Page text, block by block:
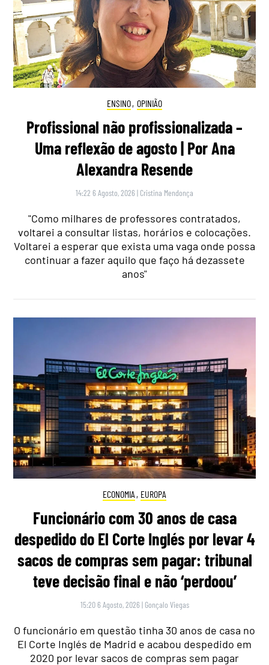
ENSINO, OPINIÃO
Profissional não profissionalizada –
Uma reflexão de agosto | Por Ana
Alexandra Resende
14:22 6 Agosto, 2026 | Cristina Mendonça
"Como milhares de professores contratados,
voltarei a consultar listas, horários e colocações.
Voltarei a esperar que exista uma vaga onde possa
continuar a fazer aquilo que faço há dezassete
anos"
ECONOMIA , EUROPA
Funcionário com 30 anos de casa
despedido do El Corte Inglés por levar 4
sacos de compras sem pagar: tribunal
teve decisão final e não ‘perdoou’
15:20 6 Agosto, 2026 | Gonçalo Viegas
O funcionário em questão tinha 30 anos de casa no
El Corte Inglés de Madrid e acabou despedido em
2020 por levar sacos de compras sem pagar